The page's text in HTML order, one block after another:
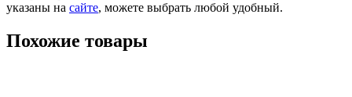
указаны на сайте, можете выбрать любой удобный.
Похожие товары